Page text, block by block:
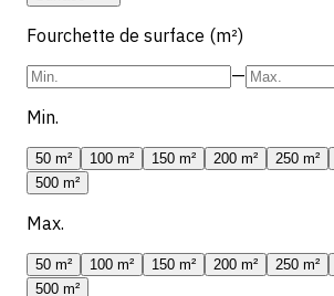
Fourchette de surface (m²)
—
Min.
50 m² 100 m² 150 m² 200 m² 250 m²
500 m²
Max.
50 m² 100 m² 150 m² 200 m² 250 m²
500 m²